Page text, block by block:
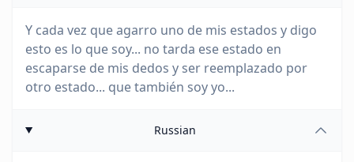
Y cada vez que agarro uno de mis estados y digo
esto es lo que soy... no tarda ese estado en
escaparse de mis dedos y ser reemplazado por
otro estado... que también soy yo...
Russian